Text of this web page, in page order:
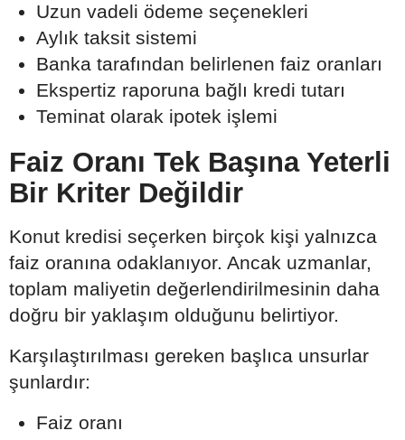
Uzun vadeli ödeme seçenekleri
Aylık taksit sistemi
Banka tarafından belirlenen faiz oranları
Ekspertiz raporuna bağlı kredi tutarı
Teminat olarak ipotek işlemi
Faiz Oranı Tek Başına Yeterli
Bir Kriter Değildir
Konut kredisi seçerken birçok kişi yalnızca
faiz oranına odaklanıyor. Ancak uzmanlar,
toplam maliyetin değerlendirilmesinin daha
doğru bir yaklaşım olduğunu belirtiyor.
Karşılaştırılması gereken başlıca unsurlar
şunlardır:
Faiz oranı